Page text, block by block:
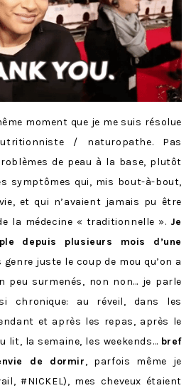
moment que je me suis résolue
/ naturopathe. Pas
de peau à la base, plutôt
symptômes qui, mis bout-à-bout,
et qui n’avaient jamais pu être
la médecine « traditionnelle ». Je
depuis plusieurs mois d’une
genre juste le coup de mou qu’on a
peu surmenés, non non… je parle
chronique: au réveil, dans les
et après les repas, après le
lit, la semaine, les weekends… bref
de dormir, parfois même je
#NICKEL), mes cheveux étaient